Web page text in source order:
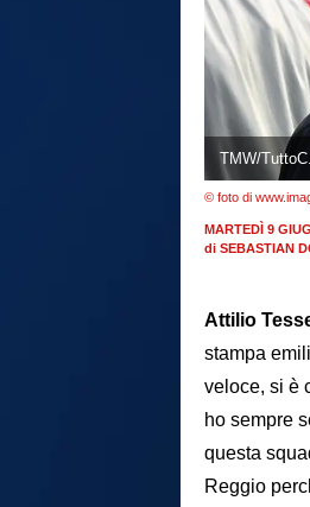
TMW/
© foto di
MARTEDÌ 9
di SEBASTIAN
Attilio
stampa
veloce, si è
ho sempre
questa
Reggio